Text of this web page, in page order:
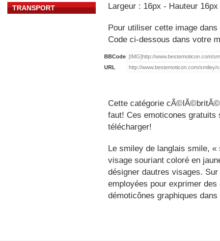
TRANSPORT
Largeur : 16px - Hauteur 16px
Pour utiliser cette image
Code ci-dessous dans votre
BBCode
URL
Cette catégorie
faut! Ces emoticones
télécharger!
Le smiley de langlais smile,
visage souriant coloré en
désigner dautres visages.
employées pour exprimer
démoticônes graphiques